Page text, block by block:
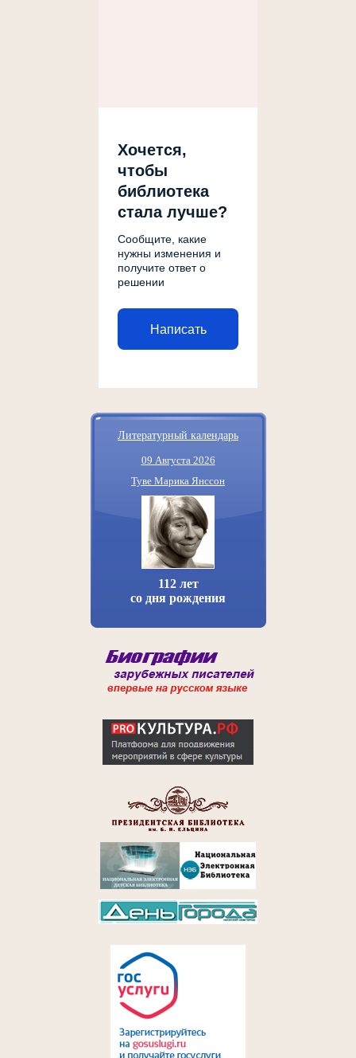
Хочется,
чтобы
библиотека
стала лучше?
Сообщите, какие
нужны изменения и
получите ответ о
решении
Написать
Литературный календарь
09 Августа 2026
Туве Марика Янссон
112 лет
со дня рождения